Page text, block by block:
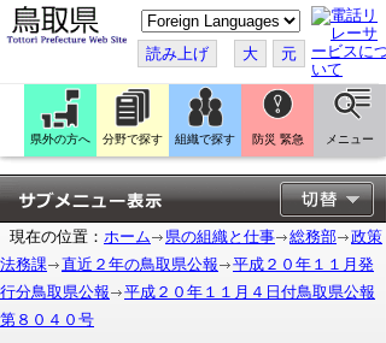
こ
の
ペ
ー
ジ
翻
訳
す
る
読み上げ 大 元
県外の方へ 分野で探す 組織で探す 防災 緊急 メニュー
現在の位置： ホーム 県の組織と仕事 総務部
政策
法務課
直近２年の鳥取県公報
平成２０年１１月発
行分鳥取県公報
平成２０年１１月４日付鳥取県公報
第８０４０号